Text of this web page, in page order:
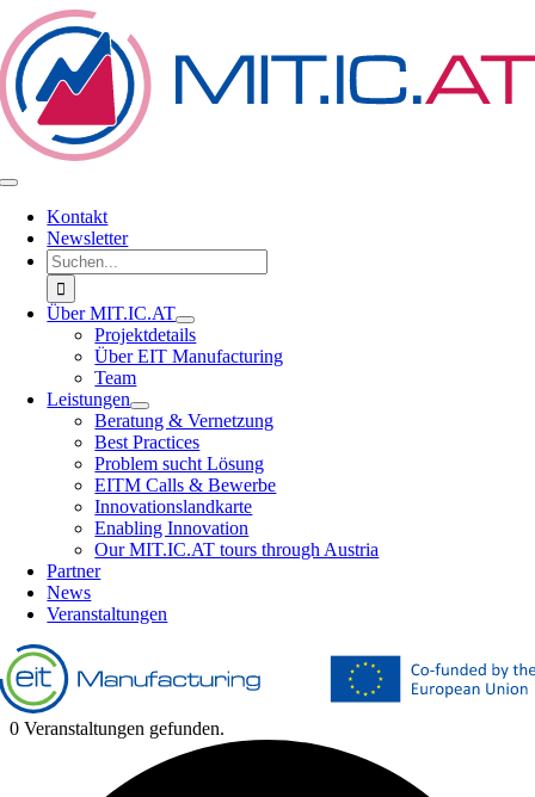
Zum
Inhalt
springen
Toggle
NavigationKontakt
Newsletter
Suche
nach:
Über MIT.IC.AT
Projektdetails
Über EIT Manufacturing
Team
Leistungen
Beratung & Vernetzung
Best Practices
Problem sucht Lösung
EITM Calls & Bewerbe
Innovationslandkarte
Enabling Innovation
Our MIT.IC.AT tours through Austria
Partner
News
Veranstaltungen
0 Veranstaltungen gefunden.